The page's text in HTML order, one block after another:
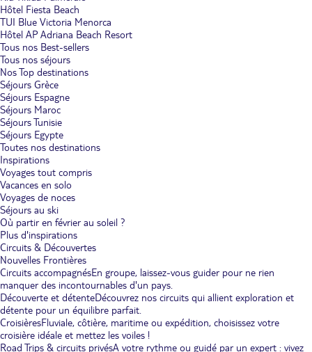
Hôtel Fiesta Beach
TUI Blue Victoria Menorca
Hôtel AP Adriana Beach Resort
Tous nos Best-sellers
Tous nos séjours
Nos Top destinations
Séjours Grèce
Séjours Espagne
Séjours Maroc
Séjours Tunisie
Séjours Egypte
Toutes nos destinations
Inspirations
Voyages tout compris
Vacances en solo
Voyages de noces
Séjours au ski
Où partir en février au soleil ?
Plus d'inspirations
Circuits & Découvertes
Nouvelles Frontières
Circuits accompagnésEn groupe, laissez-vous guider pour ne rien
manquer des incontournables d'un pays.
Découverte et détenteDécouvrez nos circuits qui allient exploration et
détente pour un équilibre parfait.
CroisièresFluviale, côtière, maritime ou expédition, choisissez votre
croisière idéale et mettez les voiles !
Road Trips & circuits privésA votre rythme ou guidé par un expert : vivez